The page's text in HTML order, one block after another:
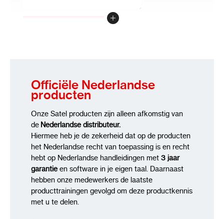
Officiële Nederlandse
producten
Onze Satel producten zijn alleen afkomstig van
de Nederlandse distributeur.
Hiermee heb je de zekerheid dat op de producten
het Nederlandse recht van toepassing is en recht
hebt op Nederlandse handleidingen met 3 jaar
garantieen software in je eigen taal. Daarnaast
hebben onze medewerkers de laatste
producttrainingen gevolgd om deze productkennis
met u te delen.